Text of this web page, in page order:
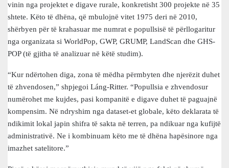
vinin nga projektet e digave rurale, konkretisht 300 projekte në 35
shtete. Këto të dhëna, që mbulojnë vitet 1975 deri në 2010,
shërbyen për të krahasuar me numrat e popullsisë të përllogaritur
nga organizata si WorldPop, GWP, GRUMP, LandScan dhe GHS-
POP (të gjitha të analizuar në këtë studim).
“Kur ndërtohen diga, zona të mëdha përmbyten dhe njerëzit duhet
të zhvendosen,” shpjegoi Láng-Ritter. “Popullsia e zhvendosur
numërohet me kujdes, pasi kompanitë e digave duhet të paguajnë
kompensim. Në ndryshim nga dataset-et globale, këto deklarata të
ndikimit lokal japin shifra të sakta në terren, pa ndikuar nga kufijtë
administrativë. Ne i kombinuam këto me të dhëna hapësinore nga
imazhet satelitore.”